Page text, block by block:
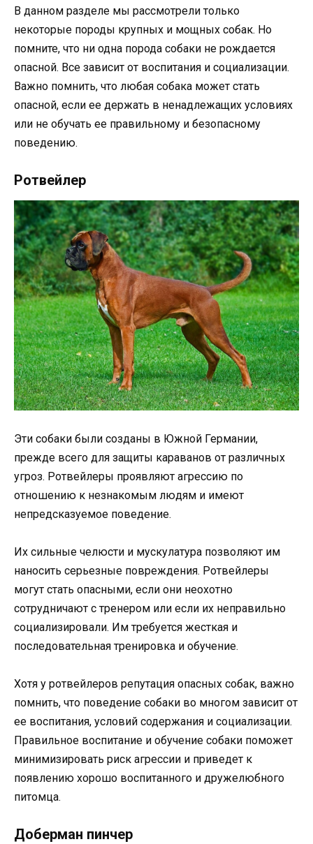
В данном разделе мы рассмотрели только
некоторые породы крупных и мощных собак. Но
помните, что ни одна порода собаки не рождается
опасной. Все зависит от воспитания и социализации.
Важно помнить, что любая собака может стать
опасной, если ее держать в ненадлежащих условиях
или не обучать ее правильному и безопасному
поведению.
Ротвейлер
Эти собаки были созданы в Южной Германии,
прежде всего для защиты караванов от различных
угроз. Ротвейлеры проявляют агрессию по
отношению к незнакомым людям и имеют
непредсказуемое поведение.
Их сильные челюсти и мускулатура позволяют им
наносить серьезные повреждения. Ротвейлеры
могут стать опасными, если они неохотно
сотрудничают с тренером или если их неправильно
социализировали. Им требуется жесткая и
последовательная тренировка и обучение.
Хотя у ротвейлеров репутация опасных собак, важно
помнить, что поведение собаки во многом зависит от
ее воспитания, условий содержания и социализации.
Правильное воспитание и обучение собаки поможет
минимизировать риск агрессии и приведет к
появлению хорошо воспитанного и дружелюбного
питомца.
Доберман пинчер